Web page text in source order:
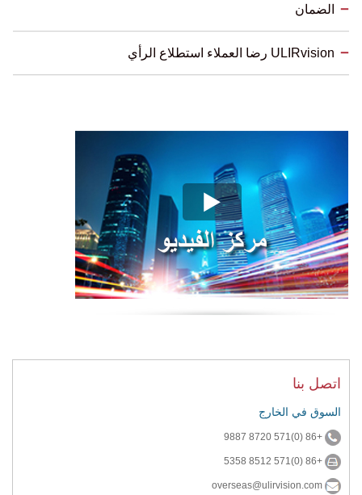
الضمان
ULIRvision رضا العملاء استطلاع الرأي
اتصل بنا
السوق في الخارج
+86 (0)571 8720 9887
+86 (0)571 8512 5358